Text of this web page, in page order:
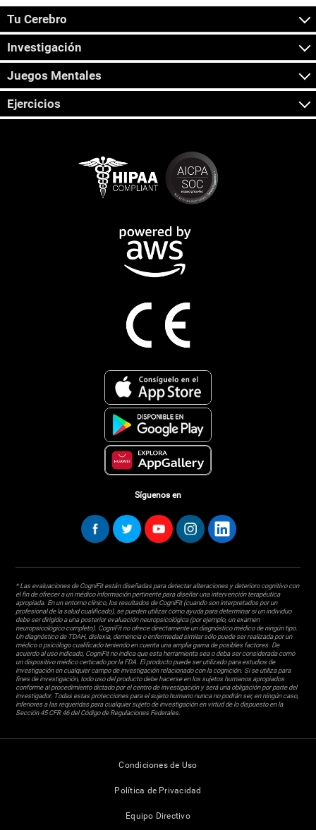
Tu Cerebro
Investigación
Juegos Mentales
Ejercicios
Síguenos en
* Las evaluaciones de CogniFit están diseñadas para detectar alteraciones y deterioro cognitivo con
el fin de ofrecer a un médico información pertinente para diseñar una intervención terapéutica
apropiada. En un entorno clínico, los resultados de CogniFit (cuando son interpretados por un
profesional de la salud cualificado), se pueden utilizar como ayuda para determinar si un individuo
debe ser dirigido a una posterior evaluación neuropsicológica (por ejemplo, un examen
neuropsicológico completo). CogniFit no ofrece directamente un diagnóstico médico de ningún tipo.
Un diagnóstico de TDAH, dislexia, demencia o enfermedad similar sólo puede ser realizada por un
médico o psicólogo cualificado teniendo en cuenta una amplia gama de posibles factores. De
acuerdo al uso indicado, CogniFit no indica que esta herramienta sea o deba ser considerada como
un dispositivo médico certicado por la FDA. El producto puede ser utilizado para estudios de
investigación en cualquier campo de investigación relacionado con la cognición. Si se utiliza para
fines de investigación, todo uso del producto debe hacerse en los sujetos humanos apropiados
conforme al procedimiento dictado por el centro de investigación y será una obligación por parte del
investigador. Todas estas protecciones para el sujeto humano nunca no podrán ser, en ningún caso,
inferiores a las requeridas para cualquier sujeto de investigación en virtud de lo dispuesto en la
Sección 45 CFR 46 del Código de Regulaciones Federales.
Condiciones de Uso
Política de Privacidad
Equipo Directivo